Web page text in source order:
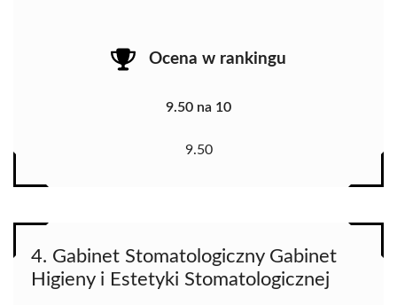
Ocena w rankingu
9.50 na 10
9.50
4. Gabinet Stomatologiczny Gabinet
Higieny i Estetyki Stomatologicznej